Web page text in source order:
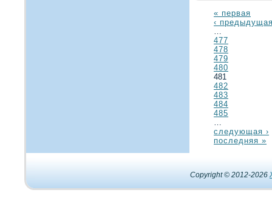
« первая
‹
477
478
479
480
481
482
483
484
485
следующая ›
последняя »
Copyright © 2012-2026